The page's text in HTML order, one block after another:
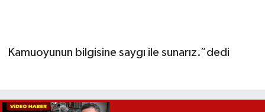
Kamuoyunun bilgisine saygı ile sunarız.”dedi